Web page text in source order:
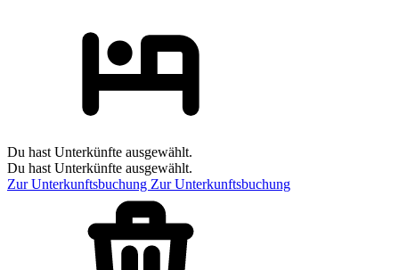
Du hast Unterkünfte ausgewählt.
Du hast Unterkünfte ausgewählt.
Zur Unterkunftsbuchung Zur Unterkunftsbuchung